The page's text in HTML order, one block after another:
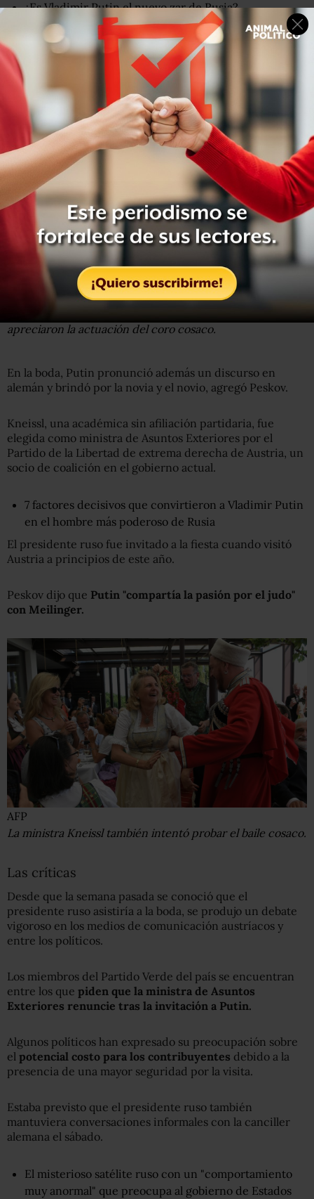
¿Es Vladimir Putin el nuevo zar de Rusia?
Su portavoz, Dmitry Peskov, dijo a los medios de
comunicación rusos que también regaló a los recién
casados una pintura sobre la vida en el pueblo, una
prensa de aceite antigua y un samovar, que es una urna
usada para preparar el té en Rusia.
El portavoz de Putin, Dmitry Peskov, dijo que los invitados
apreciaron la actuación del coro cosaco.
En la boda, Putin pronunció además un discurso en
alemán y brindó por la novia y el novio, agregó Peskov.
Kneissl, una académica sin afiliación partidaria, fue
elegida como ministra de Asuntos Exteriores por el
Partido de la Libertad de extrema derecha de Austria, un
socio de coalición en el gobierno actual.
7 factores decisivos que convirtieron a Vladimir Putin
en el hombre más poderoso de Rusia
El presidente ruso fue invitado a la fiesta cuando visitó
Austria a principios de este año.
Peskov dijo que Putin "compartía la pasión por el judo"
con Meilinger.
AFP
La ministra Kneissl también intentó probar el baile cosaco.
Las críticas
Desde que la semana pasada se conoció que el
presidente ruso asistiría a la boda, se produjo un debate
vigoroso en los medios de comunicación austríacos y
entre los políticos.
Los miembros del Partido Verde del país se encuentran
entre los que piden que la ministra de Asuntos
Exteriores renuncie tras la invitación a Putin.
Algunos políticos han expresado su preocupación sobre
el potencial costo para los contribuyentes debido a la
presencia de una mayor seguridad por la visita.
Estaba previsto que el presidente ruso también
mantuviera conversaciones informales con la canciller
alemana el sábado.
El misterioso satélite ruso con un "comportamiento
muy anormal" que preocupa al gobierno de Estados